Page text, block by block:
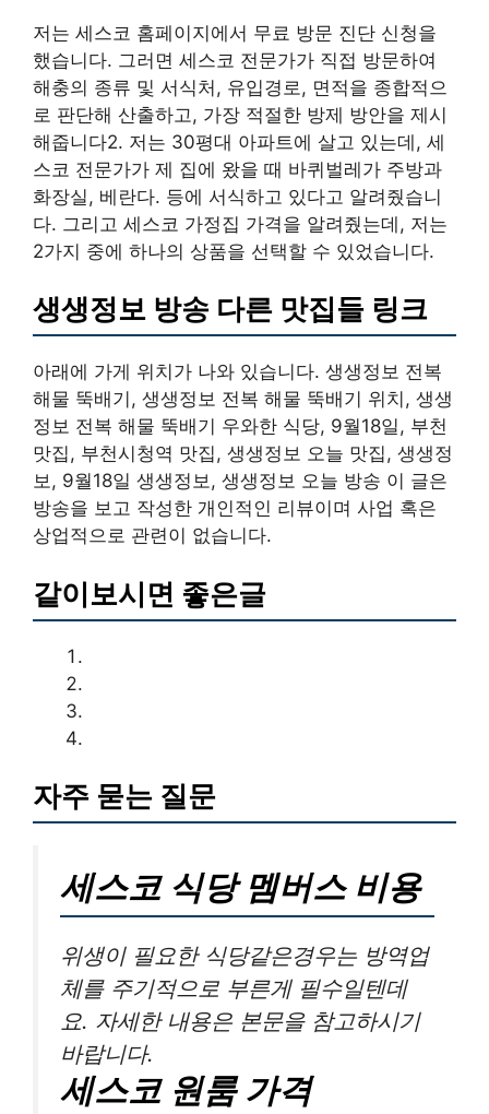
저는 세스코 홈페이지에서 무료 방문 진단 신청을
했습니다. 그러면 세스코 전문가가 직접 방문하여
해충의 종류 및 서식처, 유입경로, 면적을 종합적으
로 판단해 산출하고, 가장 적절한 방제 방안을 제시
해줍니다2. 저는 30평대 아파트에 살고 있는데, 세
스코 전문가가 제 집에 왔을 때 바퀴벌레가 주방과
화장실, 베란다. 등에 서식하고 있다고 알려줬습니
다. 그리고 세스코 가정집 가격을 알려줬는데, 저는
2가지 중에 하나의 상품을 선택할 수 있었습니다.
생생정보 방송 다른 맛집들 링크
아래에 가게 위치가 나와 있습니다. 생생정보 전복
해물 뚝배기, 생생정보 전복 해물 뚝배기 위치, 생생
정보 전복 해물 뚝배기 우와한 식당, 9월18일, 부천
맛집, 부천시청역 맛집, 생생정보 오늘 맛집, 생생정
보, 9월18일 생생정보, 생생정보 오늘 방송 이 글은
방송을 보고 작성한 개인적인 리뷰이며 사업 혹은
상업적으로 관련이 없습니다.
같이보시면 좋은글
자주 묻는 질문
세스코 식당 멤버스 비용
위생이 필요한 식당같은경우는 방역업
체를 주기적으로 부른게 필수일텐데
요. 자세한 내용은 본문을 참고하시기
바랍니다.
세스코 원룸 가격